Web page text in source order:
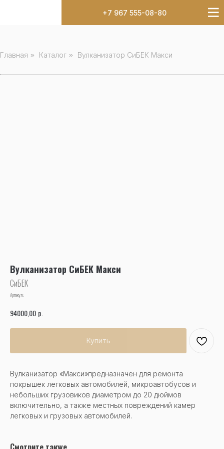
+7 967 555-08-80
Главная » Каталог » Вулканизатор СиБЕК Макси
Вулканизатор СиБЕК Макси
СиБЕК
Артикул:
94000,00 р.
Купить
Вулканизатор «Макси»предназначен для ремонта
покрышек легковых автомобилей, микроавтобусов и
небольших грузовиков диаметром до 20 дюймов
включительно, а также местных повреждений камер
легковых и грузовых автомобилей.